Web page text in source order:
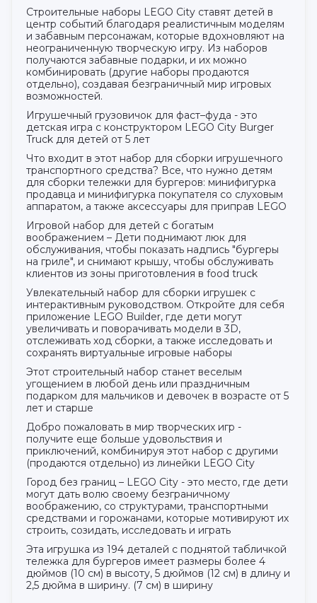
Строительные наборы LEGO City ставят детей в
центр событий благодаря реалистичным моделям
и забавным персонажам, которые вдохновляют на
неограниченную творческую игру. Из наборов
получаются забавные подарки, и их можно
комбинировать (другие наборы продаются
отдельно), создавая безграничный мир игровых
возможностей.
Игрушечный грузовичок для фаст–фуда - это
детская игра с конструктором LEGO City Burger
Truck для детей от 5 лет
Что входит в этот набор для сборки игрушечного
транспортного средства? Все, что нужно детям
для сборки тележки для бургеров: минифигурка
продавца и минифигурка покупателя со слуховым
аппаратом, а также аксессуары для приправ LEGO
Игровой набор для детей с богатым
воображением – Дети поднимают люк для
обслуживания, чтобы показать надпись "бургеры
на гриле", и снимают крышу, чтобы обслуживать
клиентов из зоны приготовления в food truck
Увлекательный набор для сборки игрушек с
интерактивным руководством. Откройте для себя
приложение LEGO Builder, где дети могут
увеличивать и поворачивать модели в 3D,
отслеживать ход сборки, а также исследовать и
сохранять виртуальные игровые наборы
Этот строительный набор станет веселым
угощением в любой день или праздничным
подарком для мальчиков и девочек в возрасте от 5
лет и старше
Добро пожаловать в мир творческих игр -
получите еще больше удовольствия и
приключений, комбинируя этот набор с другими
(продаются отдельно) из линейки LEGO City
Город без границ – LEGO City - это место, где дети
могут дать волю своему безграничному
воображению, со структурами, транспортными
средствами и горожанами, которые мотивируют их
строить, созидать, исследовать и играть
Эта игрушка из 194 деталей с поднятой табличкой
тележка для бургеров имеет размеры более 4
дюймов (10 см) в высоту, 5 дюймов (12 см) в длину и
2,5 дюйма в ширину. (7 см) в ширину